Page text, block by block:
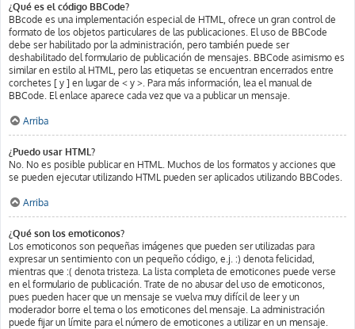
¿Qué es el código BBCode?
BBcode es una implementación especial de HTML, ofrece un gran control de
formato de los objetos particulares de las publicaciones. El uso de BBCode
debe ser habilitado por la administración, pero también puede ser
deshabilitado del formulario de publicación de mensajes. BBCode asimismo es
similar en estilo al HTML, pero las etiquetas se encuentran encerrados entre
corchetes [ y ] en lugar de < y >. Para más información, lea el manual de
BBCode. El enlace aparece cada vez que va a publicar un mensaje.
Arriba
¿Puedo usar HTML?
No. No es posible publicar en HTML. Muchos de los formatos y acciones que
se pueden ejecutar utilizando HTML pueden ser aplicados utilizando BBCodes.
Arriba
¿Qué son los emoticonos?
Los emoticonos son pequeñas imágenes que pueden ser utilizadas para
expresar un sentimiento con un pequeño código, e.j. :) denota felicidad,
mientras que :( denota tristeza. La lista completa de emoticones puede verse
en el formulario de publicación. Trate de no abusar del uso de emoticonos,
pues pueden hacer que un mensaje se vuelva muy difícil de leer y un
moderador borre el tema o los emoticones del mensaje. La administración
puede fijar un límite para el número de emoticones a utilizar en un mensaje.